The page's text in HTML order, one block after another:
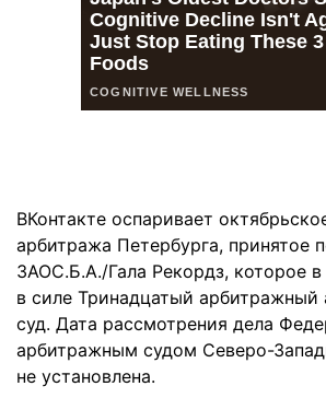
ВКонтакте оспаривает
арбитража Петербурга, принятое
ЗАОС.Б.А./Гала Рекордз, которое в
в силе Тринадцатый арбитражный
суд. Дата рассмотрения дела
арбитражным судом Северо-
не установлена.